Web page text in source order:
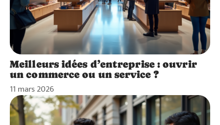
Meilleurs idées d’entreprise : ouvrir
un commerce ou un service ?
11 mars 2026